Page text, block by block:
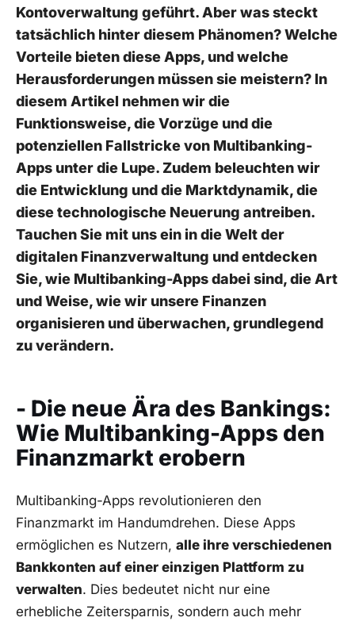
Kontoverwaltung geführt. Aber was steckt
tatsächlich hinter diesem Phänomen? Welche
Vorteile bieten diese Apps, und welche
Herausforderungen müssen sie meistern? In
diesem Artikel nehmen wir die
Funktionsweise, die Vorzüge und die
potenziellen Fallstricke von Multibanking-
Apps unter die Lupe. Zudem beleuchten wir
die Entwicklung und die Marktdynamik, die
diese technologische Neuerung antreiben.
Tauchen Sie mit uns ein in die Welt der
digitalen Finanzverwaltung und entdecken
Sie, wie Multibanking-Apps dabei sind, die Art
und Weise, wie wir unsere Finanzen
organisieren und überwachen, grundlegend
zu verändern.
- Die neue Ära des Bankings:
Wie Multibanking-Apps den
Finanzmarkt erobern
Multibanking-Apps revolutionieren den
Finanzmarkt im Handumdrehen. Diese Apps
ermöglichen es Nutzern, alle ihre verschiedenen
Bankkonten auf einer einzigen Plattform zu
verwalten. Dies bedeutet nicht nur eine
erhebliche Zeitersparnis, sondern auch mehr